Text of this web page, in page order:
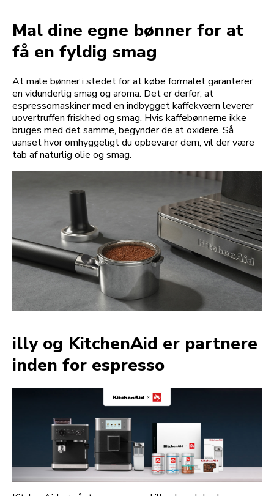
Mal dine egne bønner for at
få en fyldig smag
At male bønner i stedet for at købe formalet garanterer
en vidunderlig smag og aroma. Det er derfor, at
espressomaskiner med en indbygget kaffekværn leverer
uovertruffen friskhed og smag. Hvis kaffebønnerne ikke
bruges med det samme, begynder de at oxidere. Så
uanset hvor omhyggeligt du opbevarer dem, vil der være
tab af naturlig olie og smag.
illy og KitchenAid er partnere
inden for espresso